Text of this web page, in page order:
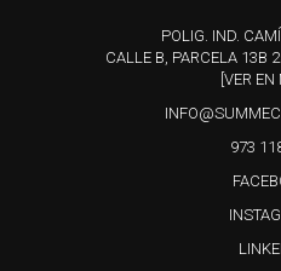
POLIG. IND.
CALLE B, PARCELA 13B
[VER EN
973